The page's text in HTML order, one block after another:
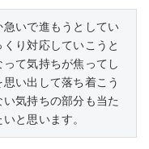
急いで進もうとしてい
り対応していこうと
て気持ちが焦ってし
い出して落ち着こう
気持ちの部分も当た
と思います。